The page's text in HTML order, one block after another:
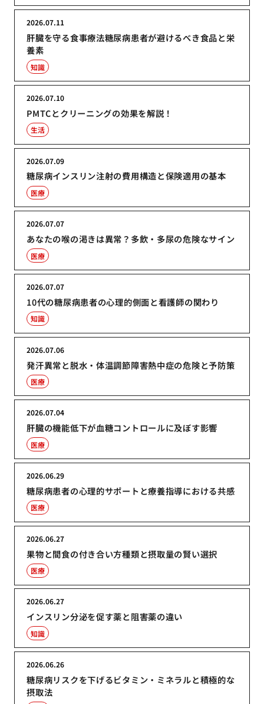
肝臓を守る食事療法糖尿病患者が避けるべき食品と栄
養素
2026.07.11
知識
PMTCとクリーニングの効果を解説！
2026.07.10
生活
糖尿病インスリン注射の費用構造と保険適用の基本
2026.07.09
医療
あなたの喉の渇きは異常？多飲・多尿の危険なサイン
2026.07.07
医療
10代の糖尿病患者の心理的側面と看護師の関わり
2026.07.07
知識
発汗異常と脱水・体温調節障害熱中症の危険と予防策
2026.07.06
医療
肝臓の機能低下が血糖コントロールに及ぼす影響
2026.07.04
医療
糖尿病患者の心理的サポートと療養指導における共感
2026.06.29
医療
果物と間食の付き合い方種類と摂取量の賢い選択
2026.06.27
医療
インスリン分泌を促す薬と阻害薬の違い
2026.06.27
知識
糖尿病リスクを下げるビタミン・ミネラルと積極的な
摂取法
2026.06.26